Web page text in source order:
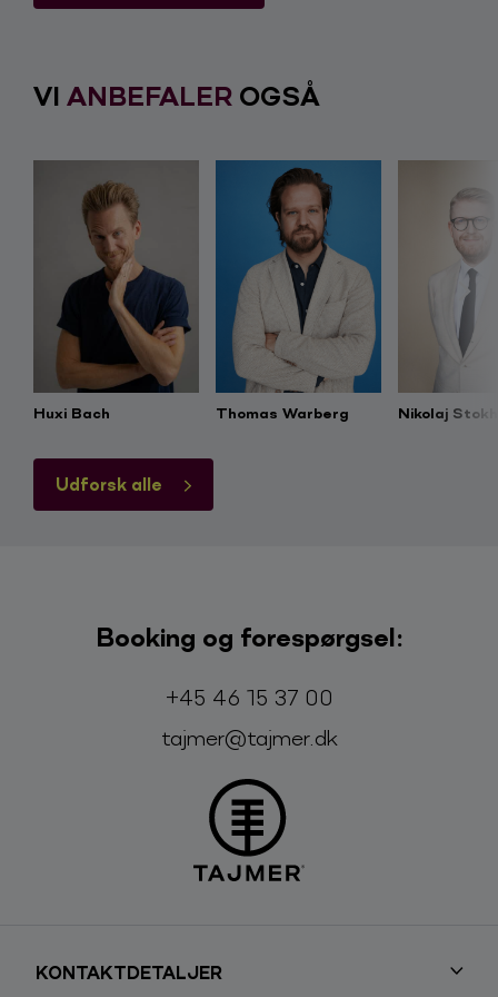
VI ANBEFALER OGSÅ
Udforsk alle
Huxi Bach Thomas Warberg Nikolaj
Booking og forespørgsel:
Telefon:
+45 46 15 37 00
E-mail:
tajmer@tajmer.dk
KONTAKTDETALJER